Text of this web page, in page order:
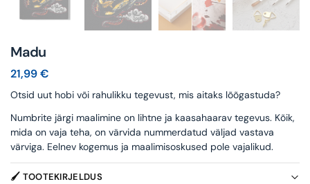
Madu
21,99€
Otsid uut hobi või rahulikku tegevust, mis aitaks lõõgastuda?
Numbrite järgi maalimine on lihtne ja kaasahaarav tegevus. Kõik,
mida on vaja teha, on värvida nummerdatud väljad vastava
värviga. Eelnev kogemus ja maalimisoskused pole vajalikud.
🖌️ TOOTEKIRJELDUS